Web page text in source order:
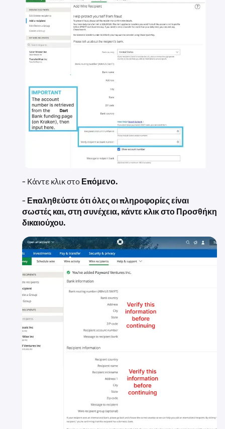
- Κάντε κλικ στοΕπόμενο.
- Επαληθεύστε ότι όλες οι πληροφορίες είναι
σωστές και, στη συνέχεια, κάντε κλικ στο Προσθήκη
δικαιούχου.